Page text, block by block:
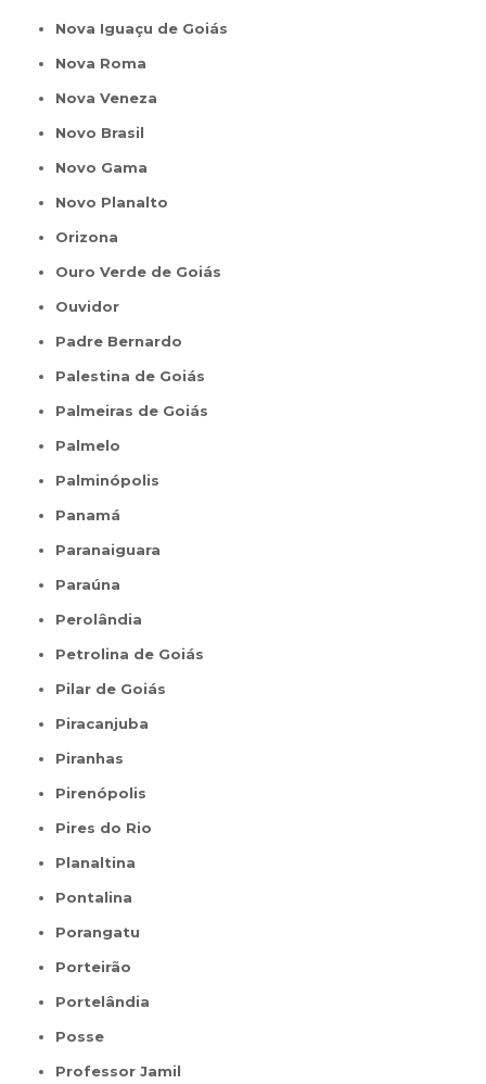
Nova Iguaçu de Goiás
Nova Roma
Nova Veneza
Novo Brasil
Novo Gama
Novo Planalto
Orizona
Ouro Verde de Goiás
Ouvidor
Padre Bernardo
Palestina de Goiás
Palmeiras de Goiás
Palmelo
Palminópolis
Panamá
Paranaiguara
Paraúna
Perolândia
Petrolina de Goiás
Pilar de Goiás
Piracanjuba
Piranhas
Pirenópolis
Pires do Rio
Planaltina
Pontalina
Porangatu
Porteirão
Portelândia
Posse
Professor Jamil